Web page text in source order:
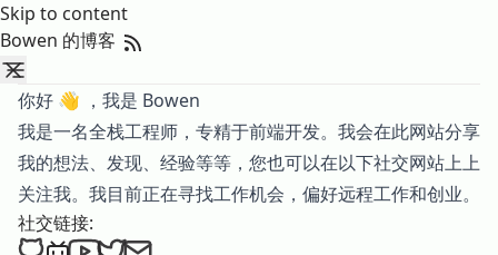
Skip to content
Bowen 的博客
你好 👋 ，我是 Bowen
我是一名全栈工程师，专精于前端开发。我会在此网站分享
我的想法、发现、经验等等，您也可以在以下社交网站上上
关注我。我目前正在寻找工作机会，偏好远程工作和创业。
社交链接:
Follow Bowen on Github
Follow Bowen on Bilibili
Subscribe Bowen's Channel on YouTube
Follow Bowen on Twitter
Send an email to Bowen